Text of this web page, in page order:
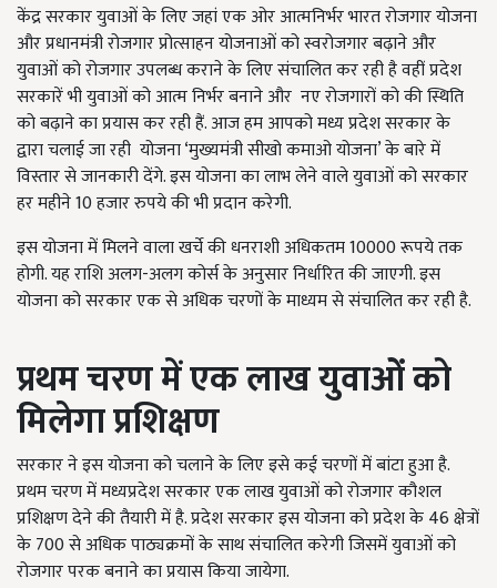
केंद्र सरकार युवाओं के लिए जहां एक ओर आत्मनिर्भर भारत रोजगार योजना
और प्रधानमंत्री रोजगार प्रोत्साहन योजनाओं को स्वरोजगार बढ़ाने और
युवाओं को रोजगार उपलब्ध कराने के लिए संचालित कर रही है वहीं प्रदेश
सरकारें भी युवाओं को आत्म निर्भर बनाने और नए रोजगारों को की स्थिति
को बढ़ाने का प्रयास कर रही हैं. आज हम आपको मध्य प्रदेश सरकार के
द्वारा चलाई जा रही योजना ‘मुख्यमंत्री सीखो कमाओ योजना’ के बारे में
विस्तार से जानकारी देंगे. इस योजना का लाभ लेने वाले युवाओं को सरकार
हर महीने 10 हजार रुपये की भी प्रदान करेगी.
इस योजना में मिलने वाला खर्चे की धनराशी अधिकतम 10000 रूपये तक
होगी. यह राशि अलग-अलग कोर्स के अनुसार निर्धारित की जाएगी. इस
योजना को सरकार एक से अधिक चरणों के माध्यम से संचालित कर रही है.
प्रथम चरण में एक लाख युवाओं को
मिलेगा प्रशिक्षण
सरकार ने इस योजना को चलाने के लिए इसे कई चरणों में बांटा हुआ है.
प्रथम चरण में मध्यप्रदेश सरकार एक लाख युवाओं को रोजगार कौशल
प्रशिक्षण देने की तैयारी में है. प्रदेश सरकार इस योजना को प्रदेश के 46 क्षेत्रों
के 700 से अधिक पाठ्यक्रमों के साथ संचालित करेगी जिसमें युवाओं को
रोजगार परक बनाने का प्रयास किया जायेगा.